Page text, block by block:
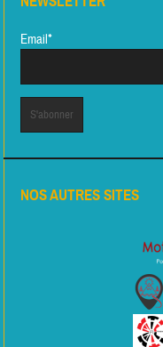
Email*
NOS AUTRES SITES